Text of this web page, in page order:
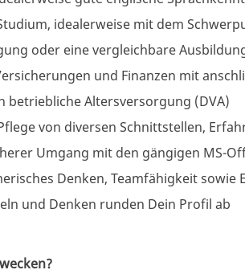
idealerweise mit dem
oder eine vergleichbare
und Finanzen mit
betriebliche Altersversorgung (DVA)
von diversen Schnittstellen,
Umgang mit den gängigen MS-
Denken, Teamfähigkeit sowie
und Denken runden Dein Profil ab